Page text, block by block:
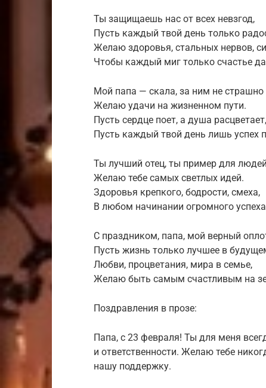
Ты защищаешь нас от всех невзгод,
Пусть каждый твой день только
Желаю здоровья, стальных нервов,
Чтобы каждый миг только счастье
Мой папа — скала, за ним не страшно
Желаю удачи на жизненном пути.
Пусть сердце поет, а душа расцветает,
Пусть каждый твой день лишь успех
Ты лучший отец, ты пример для
Желаю тебе самых светлых идей.
Здоровья крепкого, бодрости, смеха,
В любом начинании огромного
С праздником, папа, мой верный
Пусть жизнь только лучшее в
Любви, процветания, мира в семье,
Желаю быть самым счастливым на
Поздравления в прозе:
Папа, с 23 февраля! Ты для меня
и ответственности. Желаю тебе
нашу поддержку.